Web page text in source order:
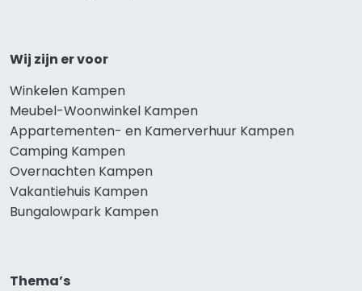
Wij zijn er voor
Winkelen Kampen
Meubel-Woonwinkel Kampen
Appartementen- en Kamerverhuur Kampen
Camping Kampen
Overnachten Kampen
Vakantiehuis Kampen
Bungalowpark Kampen
Thema’s